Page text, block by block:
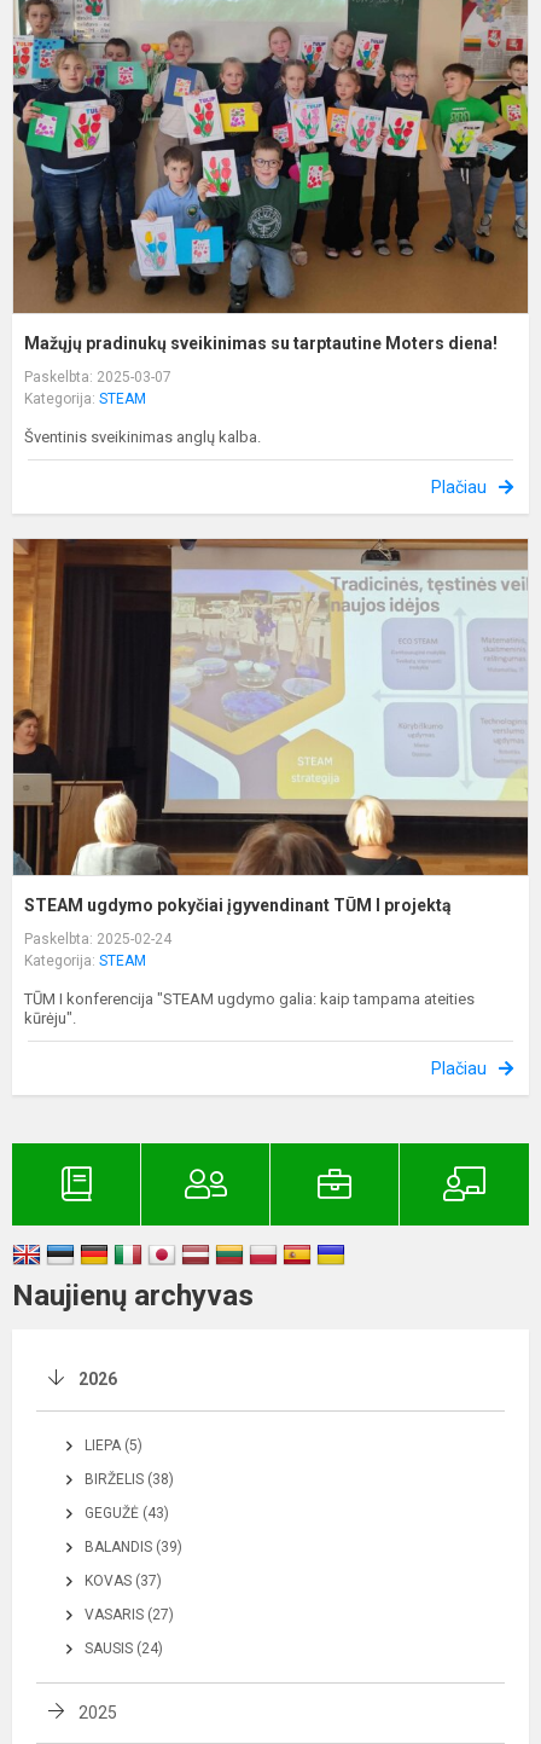
Mažųjų pradinukų sveikinimas su tarptautine Moters diena!
Paskelbta: 2025-03-07
Kategorija: STEAM
Šventinis sveikinimas anglų kalba.
Plačiau
STEAM ugdymo pokyčiai įgyvendinant TŪM I projektą
Paskelbta: 2025-02-24
Kategorija: STEAM
TŪM I konferencija "STEAM ugdymo galia: kaip tampama ateities
kūrėju".
Plačiau
Naujienų archyvas
2026
LIEPA (5)
BIRŽELIS (38)
GEGUŽĖ (43)
BALANDIS (39)
KOVAS (37)
VASARIS (27)
SAUSIS (24)
2025